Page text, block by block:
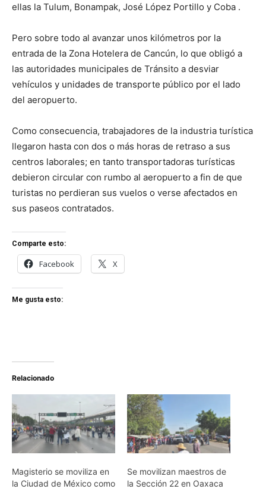
ellas la Tulum, Bonampak, José López Portillo y Coba .
Pero sobre todo al avanzar unos kilómetros por la
entrada de la Zona Hotelera de Cancún, lo que obligó a
las autoridades municipales de Tránsito a desviar
vehículos y unidades de transporte público por el lado
del aeropuerto.
Como consecuencia, trabajadores de la industria turística
llegaron hasta con dos o más horas de retraso a sus
centros laborales; en tanto transportadoras turísticas
debieron circular con rumbo al aeropuerto a fin de que
turistas no perdieran sus vuelos o verse afectados en
sus paseos contratados.
Comparte esto:
Facebook X
Me gusta esto:
Relacionado
Magisterio se moviliza en
la Ciudad de México como
Se movilizan maestros de
la Sección 22 en Oaxaca